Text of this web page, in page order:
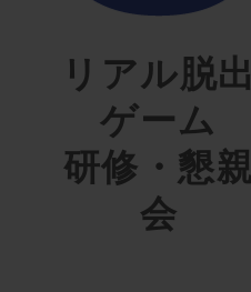
リアル脱
ゲーム
研修・懇
会